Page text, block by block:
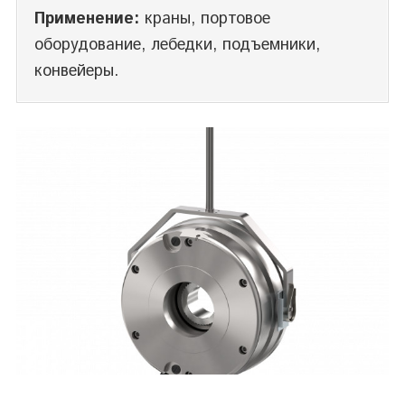
Применение: краны, портовое
оборудование, лебедки, подъемники,
конвейеры.